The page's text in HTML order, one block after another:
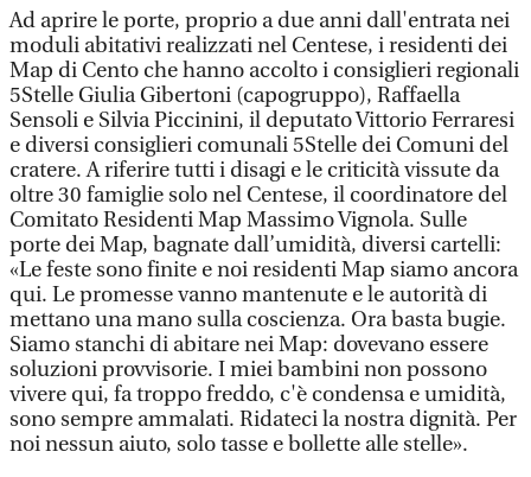
Ad aprire le porte, proprio a due anni dall'entrata nei
moduli abitativi realizzati nel Centese, i residenti dei
Map di Cento che hanno accolto i consiglieri regionali
5Stelle Giulia Gibertoni (capogruppo), Raffaella
Sensoli e Silvia Piccinini, il deputato Vittorio Ferraresi
e diversi consiglieri comunali 5Stelle dei Comuni del
cratere. A riferire tutti i disagi e le criticità vissute da
oltre 30 famiglie solo nel Centese, il coordinatore del
Comitato Residenti Map Massimo Vignola. Sulle
porte dei Map, bagnate dall’umidità, diversi cartelli:
«Le feste sono finite e noi residenti Map siamo ancora
qui. Le promesse vanno mantenute e le autorità di
mettano una mano sulla coscienza. Ora basta bugie.
Siamo stanchi di abitare nei Map: dovevano essere
soluzioni provvisorie. I miei bambini non possono
vivere qui, fa troppo freddo, c'è condensa e umidità,
sono sempre ammalati. Ridateci la nostra dignità. Per
noi nessun aiuto, solo tasse e bollette alle stelle».